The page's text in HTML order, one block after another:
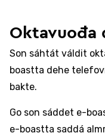
Oktavuođa
Son sáhtát váldit
boastta dehe
bakte.
Go son sáddet e-
e-boastta saddá